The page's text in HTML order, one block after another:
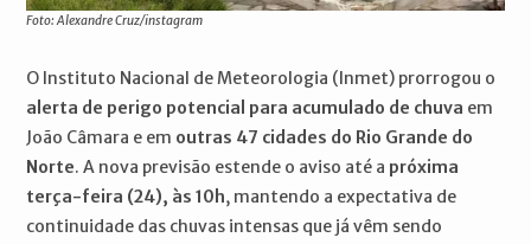
Foto: Alexandre Cruz/instagram
O Instituto Nacional de Meteorologia (Inmet) prorrogou o
alerta de perigo potencial para acumulado de chuva em
João Câmara e em outras 47 cidades do Rio Grande do
Norte. A nova previsão estende o aviso até a próxima
terça-feira (24), às 10h, mantendo a expectativa de
continuidade das chuvas intensas que já vêm sendo